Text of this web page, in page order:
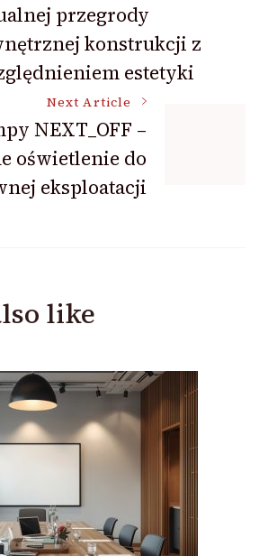
przegrody
konstrukcji z
estetyki
Next Article
NEXT_OFF –
oświetlenie do
eksploatacji
like